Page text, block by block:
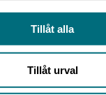
Tillåt alla
Tillåt urval